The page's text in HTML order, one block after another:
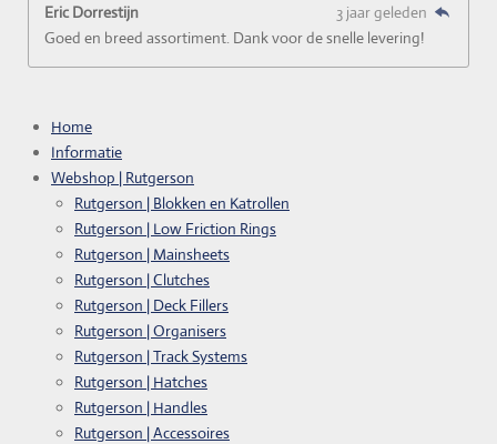
Eric Dorrestijn
3 jaar geleden
Goed en breed assortiment. Dank voor de snelle levering!
Home
Informatie
Webshop | Rutgerson
Rutgerson | Blokken en Katrollen
Rutgerson | Low Friction Rings
Rutgerson | Mainsheets
Rutgerson | Clutches
Rutgerson | Deck Fillers
Rutgerson | Organisers
Rutgerson | Track Systems
Rutgerson | Hatches
Rutgerson | Handles
Rutgerson | Accessoires